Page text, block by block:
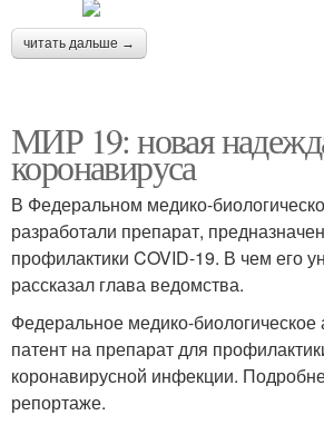
читать дальше →
МИР 19: новая
коронавируса
В Федеральном медико-
разработали препарат,
профилактики COVID-19. В чем его
рассказал глава ведомства.
Федеральное медико-биологическое
патент на препарат для
коронавирусной инфекции.
репортаже.